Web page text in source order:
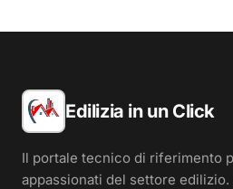
Edilizia in un Click
Il portale tecnico di riferimento
appassionati del settore edilizio.